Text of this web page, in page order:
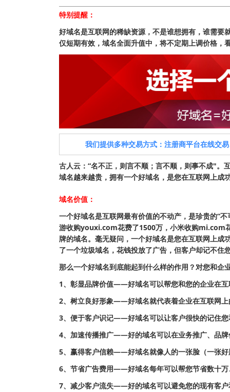
特别提醒：
好域名是互联网的稀缺资源，不是谁想拥有，谁需
仅短期有效，域名全面升值中，将不定期上调价格，
我们提供多种交易方式：注册商平台在线交
古人云：“名不正，则言不顺；言不顺，则事不成"
域名越来越贵，拥有一个好域名，是您在互联网上成
域名价值：
一个好域名是互联网最有价值的不动产，是珍贵的“
游收购youxi.com花费了1500万，小米收购mi.com
牌的域名。毫无疑问，一个好域名是您在互联网上成
了一个垃圾域名，花钱投放了广告，但客户却记不
那么一个好域名到底能起到什么样的作用？对您和企
1、彰显品牌价值——好域名可以帮您和您的企业在互
2、树立良好形象——好域名就代表着企业在互联网
3、便于客户识记——好域名可以让客户很快的记住您
4、加速传播推广——好的域名可以在业务推广、品牌
5、赢得客户信赖——好域名就像人的一张脸（一张
6、节省广告费用——好域名每年可以帮您节省数十
7、减少客户流失——好的域名可以避免您的现有客户